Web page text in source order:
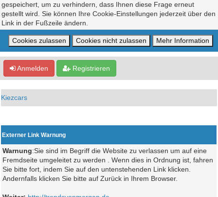
gespeichert, um zu verhindern, dass Ihnen diese Frage erneut
gestellt wird. Sie können Ihre Cookie-Einstellungen jederzeit über den
Link in der Fußzeile ändern.
Anmelden Registrieren
Kiezcars
Externer Link Warnung
Warnung:Sie sind im Begriff die Website zu verlassen um auf eine
Fremdseite umgeleitet zu werden . Wenn dies in Ordnung ist, fahren
Sie bitte fort, indem Sie auf den untenstehenden Link klicken.
Andernfalls klicken Sie bitte auf Zurück in Ihrem Browser.